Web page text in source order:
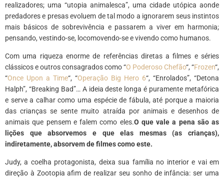
realizadores; uma “utopia animalesca”, uma cidade utópica aonde
predadores e presas evoluem de tal modo a ignorarem seus instintos
mais básicos de sobrevivência e passarem a viver em harmonia;
pensando, vestindo-se, locomovendo-se e vivendo como humanos.
Com uma riqueza enorme de referências diretas a filmes e séries
clássicos e outros consagrados como “O Poderoso Chefão“, “Frozen“,
“Once Upon a Time“, “Operação Big Hero 6“, “Enrolados”, “Detona
Halph”, “Breaking Bad”… A ideia deste longa é puramente metafórica
e serve a calhar como uma espécie de fábula, até porque a maioria
das crianças se sente muito atraída por animais e desenhos de
animais que pensem e falem como eles.O que vale a pena são as
lições que absorvemos e que elas mesmas (as crianças),
indiretamente, absorvem de filmes como este.
Judy, a coelha protagonista, deixa sua família no interior e vai em
direção à Zootopia afim de realizar seu sonho de infância: ser uma